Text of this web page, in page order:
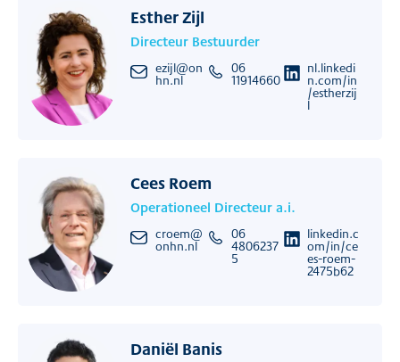
Esther Zijl
Directeur Bestuurder
ezijl@on
hn.nl
06
11914660
nl.linkedi
n.com/in
/estherzij
l
Cees Roem
Operationeel Directeur a.i.
croem@
onhn.nl
06
4806237
5
linkedin.c
om/in/ce
es-roem-
2475b62
Daniël Banis